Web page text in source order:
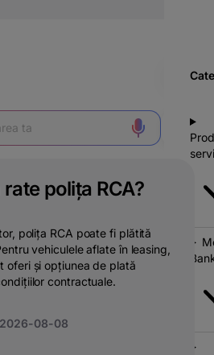
polița RCA?
polița RCA poate fi plătită
vehiculele aflate în leasing,
oferi și opțiunea de plată
contractuale.
2026-08-08